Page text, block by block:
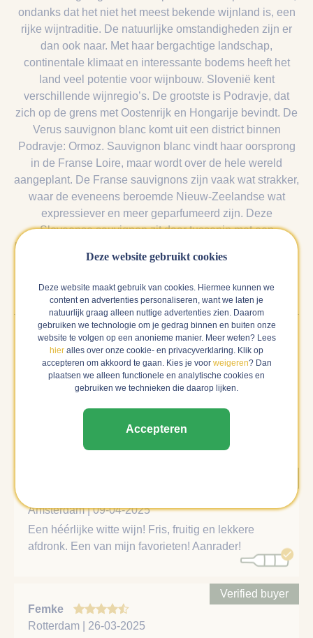
ondanks dat het niet het meest bekende wijnland is, een
rijke wijntraditie. De natuurlijke omstandigheden zijn er
dan ook naar. Met haar bergachtige landschap,
continentale klimaat en interessante bodems heeft het
land veel potentie voor wijnbouw. Slovenië kent
verschillende wijnregio’s. De grootste is Podravje, dat
zich op de grens met Oostenrijk en Hongarije bevindt. De
Verus sauvignon blanc komt uit een district binnen
Podravje: Ormoz. Sauvignon blanc vindt haar oorsprong
in de Franse Loire, maar wordt over de hele wereld
aangeplant. De Franse sauvignons zijn vaak wat strakker,
waar de eveneens beroemde Nieuw-Zeelandse wat
expressiever en meer geparfumeerd zijn. Deze
Sloveense sauvignon zit daar tussenin met een
kraakfrisse mineraliteit en aromatische tonen van tropisch
fruit en kruisbes.
Reviews van anderen
Hieronder vind je alle reviews over deze wijn. Als wij
buyer, dan laten wij deze als eerste zien en zwaarder
meewegen in het gemiddelde cijfer.
Amsterdam | 09-04-2025
Een héérlijke witte wijn! Fris, fruitig en lekkere
afdronk. Een van mijn favorieten! Aanrader!
Femke
Rotterdam | 26-03-2025
Verified buyer
Deze website gebruikt cookies
Deze website maakt gebruik van cookies. Hiermee kunnen we
content en advertenties personaliseren, want we laten je
natuurlijk graag alleen nuttige advertenties zien. Daarom
gebruiken we technologie om je gedrag binnen en buiten onze
website te volgen op een anonieme manier. Meer weten? Lees
hier alles over onze cookie- en privacyverklaring. Klik op
accepteren om akkoord te gaan. Kies je voor weigeren? Dan
plaatsen we alleen functionele en analytische cookies en
gebruiken we technieken die daarop lijken.
Accepteren